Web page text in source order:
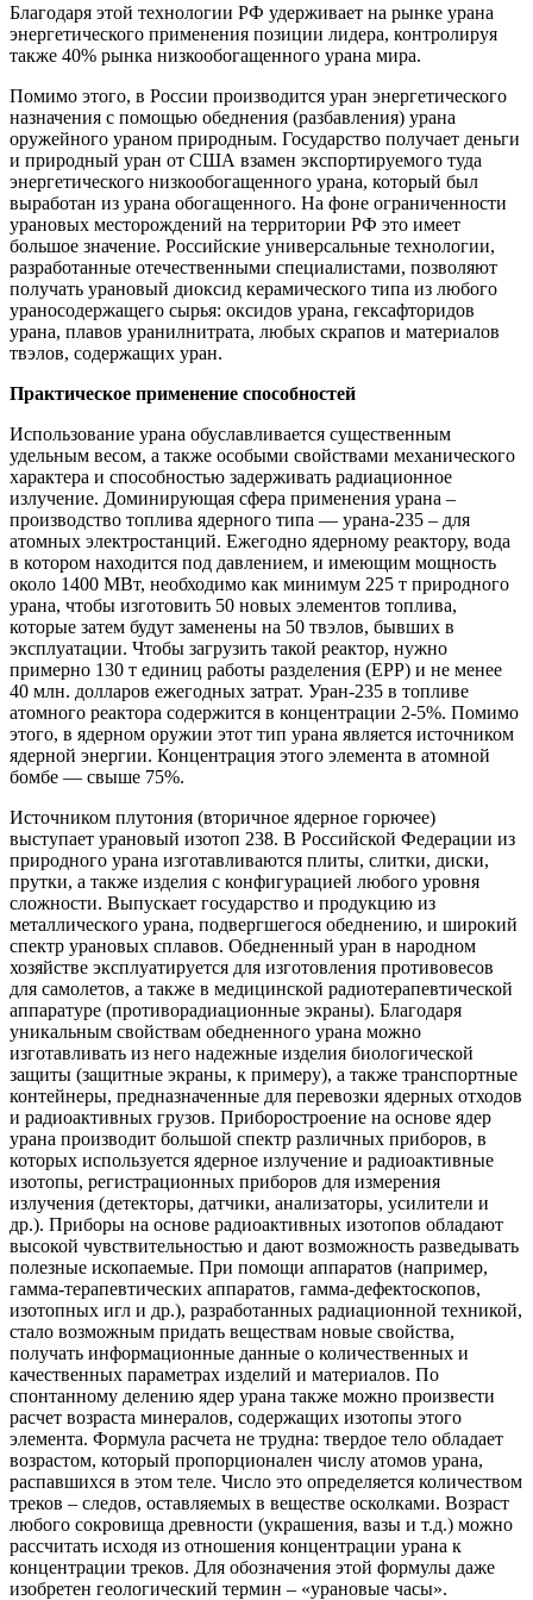
Благодаря этой технологии РФ удерживает на рынке урана
энергетического применения позиции лидера, контролируя
также 40% рынка низкообогащенного урана мира.
Помимо этого, в России производится уран энергетического
назначения с помощью обеднения (разбавления) урана
оружейного ураном природным. Государство получает деньги
и природный уран от США взамен экспортируемого туда
энергетического низкообогащенного урана, который был
выработан из урана обогащенного. На фоне ограниченности
урановых месторождений на территории РФ это имеет
большое значение. Российские универсальные технологии,
разработанные отечественными специалистами, позволяют
получать урановый диоксид керамического типа из любого
ураносодержащего сырья: оксидов урана, гексафторидов
урана, плавов уранилнитрата, любых скрапов и материалов
твэлов, содержащих уран.
Практическое применение способностей
Использование урана обуславливается существенным
удельным весом, а также особыми свойствами механического
характера и способностью задерживать радиационное
излучение. Доминирующая сфера применения урана –
производство топлива ядерного типа — урана-235 – для
атомных электростанций. Ежегодно ядерному реактору, вода
в котором находится под давлением, и имеющим мощность
около 1400 МВт, необходимо как минимум 225 т природного
урана, чтобы изготовить 50 новых элементов топлива,
которые затем будут заменены на 50 твэлов, бывших в
эксплуатации. Чтобы загрузить такой реактор, нужно
примерно 130 т единиц работы разделения (ЕРР) и не менее
40 млн. долларов ежегодных затрат. Уран-235 в топливе
атомного реактора содержится в концентрации 2-5%. Помимо
этого, в ядерном оружии этот тип урана является источником
ядерной энергии. Концентрация этого элемента в атомной
бомбе — свыше 75%.
Источником плутония (вторичное ядерное горючее)
выступает урановый изотоп 238. В Российской Федерации из
природного урана изготавливаются плиты, слитки, диски,
прутки, а также изделия с конфигурацией любого уровня
сложности. Выпускает государство и продукцию из
металлического урана, подвергшегося обеднению, и широкий
спектр урановых сплавов. Обедненный уран в народном
хозяйстве эксплуатируется для изготовления противовесов
для самолетов, а также в медицинской радиотерапевтической
аппаратуре (противорадиационные экраны). Благодаря
уникальным свойствам обедненного урана можно
изготавливать из него надежные изделия биологической
защиты (защитные экраны, к примеру), а также транспортные
контейнеры, предназначенные для перевозки ядерных отходов
и радиоактивных грузов. Приборостроение на основе ядер
урана производит большой спектр различных приборов, в
которых используется ядерное излучение и радиоактивные
изотопы, регистрационных приборов для измерения
излучения (детекторы, датчики, анализаторы, усилители и
др.). Приборы на основе радиоактивных изотопов обладают
высокой чувствительностью и дают возможность разведывать
полезные ископаемые. При помощи аппаратов (например,
гамма-терапевтических аппаратов, гамма-дефектоскопов,
изотопных игл и др.), разработанных радиационной техникой,
стало возможным придать веществам новые свойства,
получать информационные данные о количественных и
качественных параметрах изделий и материалов. По
спонтанному делению ядер урана также можно произвести
расчет возраста минералов, содержащих изотопы этого
элемента. Формула расчета не трудна: твердое тело обладает
возрастом, который пропорционален числу атомов урана,
распавшихся в этом теле. Число это определяется количеством
треков – следов, оставляемых в веществе осколками. Возраст
любого сокровища древности (украшения, вазы и т.д.) можно
рассчитать исходя из отношения концентрации урана к
концентрации треков. Для обозначения этой формулы даже
изобретен геологический термин – «урановые часы».